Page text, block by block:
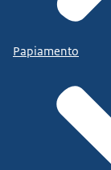
Papiamento